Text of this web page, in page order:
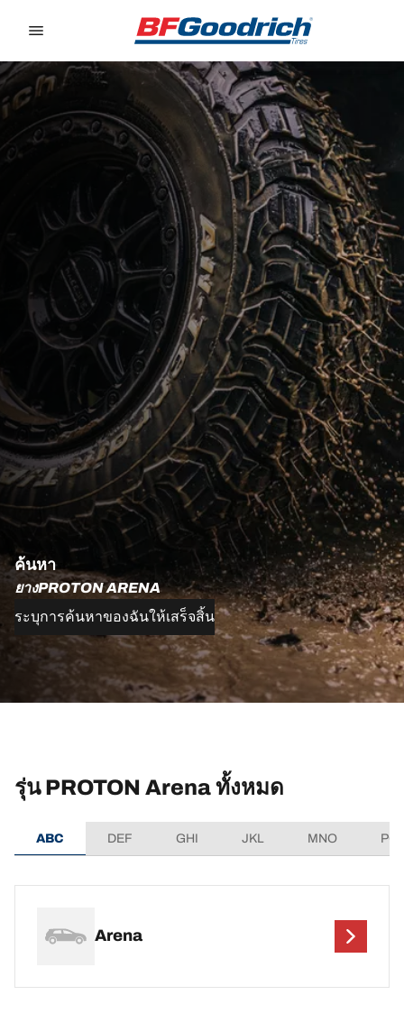
ค้นหา
ยางPROTON ARENA
ระบุการค้นหาของฉันให้เสร็จสิ้น
รุ่น PROTON Arena ทั้งหมด
ABC DEF GHI JKL MNO
Arena